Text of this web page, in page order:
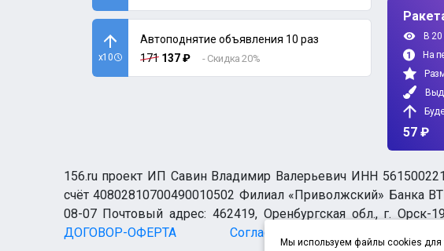
x10
Автоподнятие объявления 10 раз
171 137 ₽ - Скидка 20%
В
На
57 ₽
156.ru проект ИП Савин Владимир Валерьевич ИНН
счёт 40802810700490010502 Филиал «Приволжский» Банка
08-07 Почтовый адрес: 462419, Оренбургская обл., г.
ДОГОВОР-ОФЕРТА
Согласие на
Мы используем файлы cookies для